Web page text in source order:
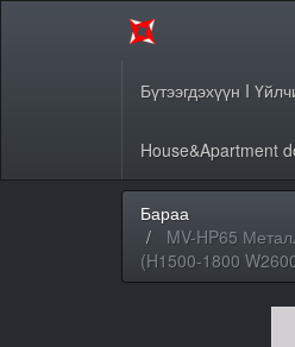
Бүтээгдэхүүн I
House&Apartment
Бараа
MV-HP65
(H1500-1800